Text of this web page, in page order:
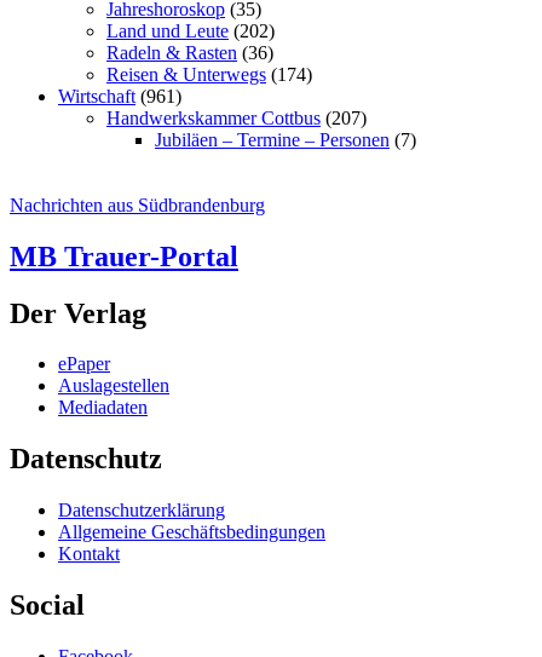
Jahreshoroskop (35)
Land und Leute (202)
Radeln & Rasten (36)
Reisen & Unterwegs (174)
Wirtschaft (961)
Handwerkskammer Cottbus (207)
Jubiläen – Termine – Personen (7)
Nachrichten aus Südbrandenburg
MB Trauer-Portal
Der Verlag
ePaper
Auslagestellen
Mediadaten
Datenschutz
Datenschutzerklärung
Allgemeine Geschäftsbedingungen
Kontakt
Social